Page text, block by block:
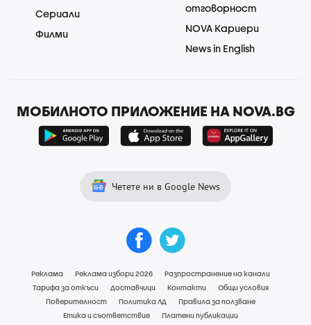
Сериали
Филми
отговорност
NOVA Кариери
News in English
МОБИЛНОТО ПРИЛОЖЕНИЕ НА NOVA.BG
Четете ни в Google News
Реклама Реклама избори 2026
Разпространение на канали
Тарифа за откъси
Доставчици Контакти
Общи условия
Поверителност
Политика ЛД
Правила за ползване
Етика и съответствие
Платени публикации